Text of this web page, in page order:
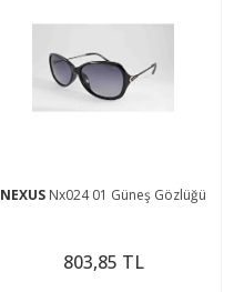
NEXUS Nx024 01 Güneş Gözlüğü
803,85 TL